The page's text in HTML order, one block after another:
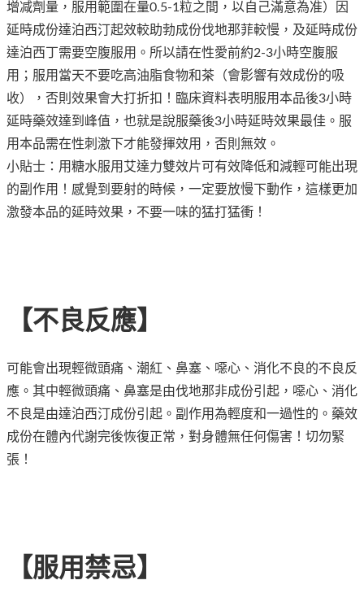
增减劑量，服用範圍在量0.5-1粒之間，以自己滿意為准）因
延時成份達泊西汀起效較助勃成份伐地那菲較慢，及延時成份
達泊西丁需要空腹服用。所以請在性愛前約2-3小時空腹服
用；服用當天不要吃高油脂食物和茶（會影響有效成份的吸
收），否則效果會大打折扣！臨床資料表明服用本品後3小時
延時藥效達到峰值，也就是說服藥後3小時延時效果最佳。服
用本品需在性刺激下才能發揮效用，否則無效。
小貼士：用糖水服用艾達力雙效片可有效降低和減輕可能出現
的副作用！感覺到要射的時候，一定要放慢下動作，這樣更加
激發本品的延時效果，不要一味的猛打猛衝！
【不良反應】
可能會出現輕微頭痛、潮紅、鼻塞、噁心、消化不良的不良反
應。其中輕微頭痛、鼻塞是由伐地那非成份引起，噁心、消化
不良是由達泊西汀成份引起。副作用為輕度和一過性的。藥效
成份在體內代謝完後恢復正常，對身體無任何傷害！切勿緊
張！
【服用禁忌】